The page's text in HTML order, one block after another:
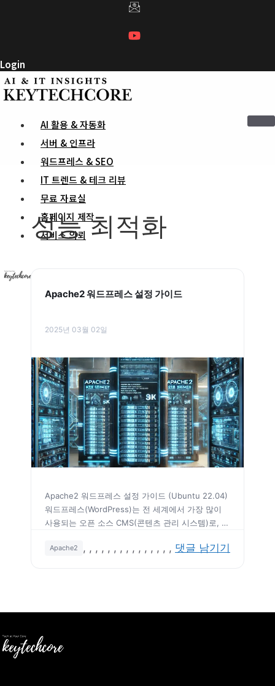
건
너
뛰
Login
AI 활용 & 자동화
서버 & 인프라
워드프레스 & SEO
IT 트렌드 & 테크 리뷰
무료 자료실
홈페이지 제작
서비스 의뢰
성능 최적화
Apache2 워드프레스 설정 가이드
2025년 03월 02일
Apache2 워드프레스 설정 가이드 (Ubuntu 22.04)
워드프레스(WordPress)는 전 세계에서 가장 많이
사용되는 오픈 소스 CMS(콘텐츠 관리 시스템)로, 블
됩니다. 본 가이드는 Ubuntu 22.04에서 Apache2
태
Apache2 , , , , , , , , , , , , , , , 댓글 남기기